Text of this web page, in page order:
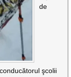
de
şcolii